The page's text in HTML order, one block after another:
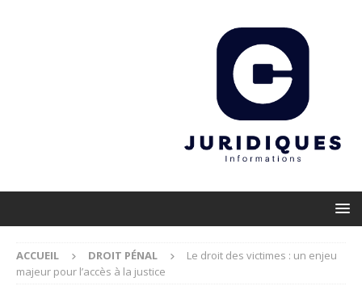
ACCUEIL DROIT PÉNAL
Le droit des victimes : un enjeu
majeur pour l’accès à la justice